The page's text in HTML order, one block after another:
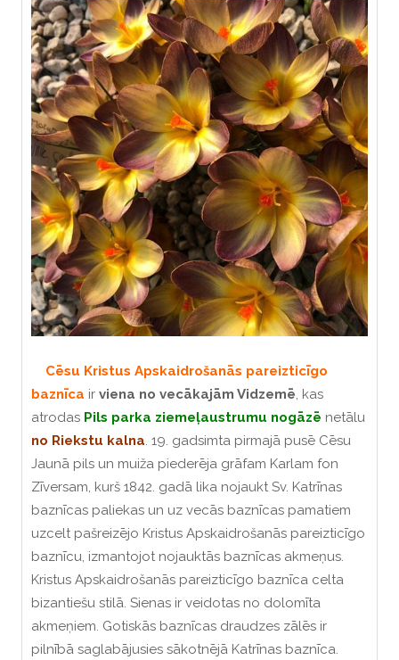
Cēsu Kristus Apskaidrošanās pareizticīgo
baznīca ir viena no vecākajām Vidzemē, kas
atrodas Pils parka ziemeļaustrumu nogāzē netālu
no Riekstu kalna. 19. gadsimta pirmajā pusē Cēsu
Jaunā pils un muiža piederēja grāfam Karlam fon
Zīversam, kurš 1842. gadā lika nojaukt Sv. Katrīnas
baznīcas paliekas un uz vecās baznīcas pamatiem
uzcelt pašreizējo Kristus Apskaidrošanās pareizticīgo
baznīcu, izmantojot nojauktās baznīcas akmeņus.
Kristus Apskaidrošanās pareizticīgo baznīca celta
bizantiešu stilā. Sienas ir veidotas no dolomīta
akmeņiem. Gotiskās baznīcas draudzes zālēs ir
pilnībā saglabājusies sākotnējā Katrīnas baznīca.